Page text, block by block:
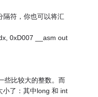
隔符，你也可以将汇
0xD007 __asm out
些比较大的整数。而
小了：其中long 和 int